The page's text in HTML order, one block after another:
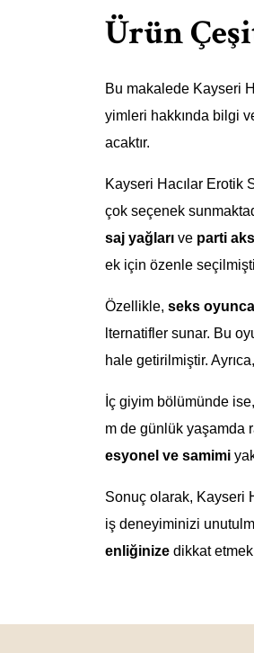
Ürün
Bu makalede Kayseri
yimleri hakkında bilgi
acaktır.
Kayseri Hacılar Erotik
çok seçenek
saj yağları ve parti
ek için özenle
Özellikle, seks
lternatifler sunar. Bu
hale getirilmiştir.
İç giyim bölümünde ise,
m de günlük yaşamda
esyonel ve samimi
Sonuç olarak, Kayseri
iş deneyiminizi
enliğinize dikkat